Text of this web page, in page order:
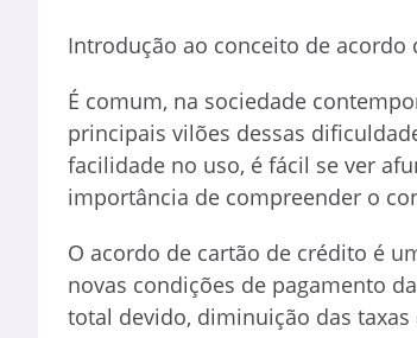
Introdução ao conceito de acordo
É comum, na sociedade
principais vilões dessas
facilidade no uso, é fácil se ver
importância de compreender o
O acordo de cartão de crédito é
novas condições de pagamento
total devido, diminuição das